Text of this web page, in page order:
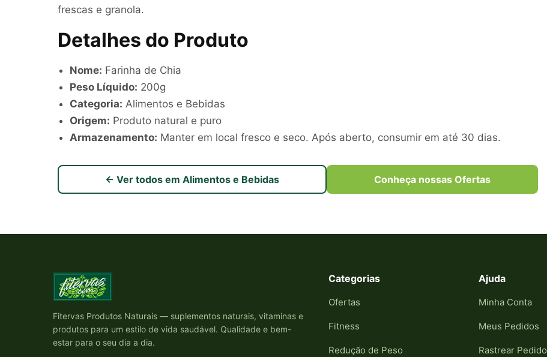
frescas e granola.
Detalhes do Produto
Nome: Farinha de Chia
Peso Líquido: 200g
Categoria: Alimentos e Bebidas
Origem: Produto natural e puro
Armazenamento: Manter em local fresco e seco. Após aberto, consumir em até 30 dias.
← Ver todos em Alimentos e Bebidas Conheça nossas Ofertas
Fitervas Produtos Naturais — suplementos naturais, vitaminas e
produtos para um estilo de vida saudável. Qualidade e bem-
estar para o seu dia a dia.
Categorias
Ofertas
Fitness
Redução de Peso
Ajuda
Minha Conta
Meus Pedidos
Rastrear Pedido